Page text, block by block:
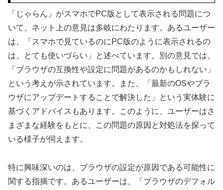
「じゃらん」がスマホでPC版として表示される問題につ
いて、ネット上の意見は多岐にわたります。あるユーザー
は、「スマホで見ているのにPC版のように表示されるの
は、とても使いづらい」と述べています。別の意見では、
「ブラウザの互換性や設定に問題があるのかもしれない」
という考えが示されています。また、「最新のOSやブラ
ウザにアップデートすることで解決した」という実体験に
基づくアドバイスもあります。このように、ユーザーはさ
まざまな経験をもとに、この問題の原因と対処法を探って
いる様子が伺えます。
特に興味深いのは、ブラウザの設定が原因である可能性に
関する指摘です。あるユーザーは、「ブラウザのデフォル